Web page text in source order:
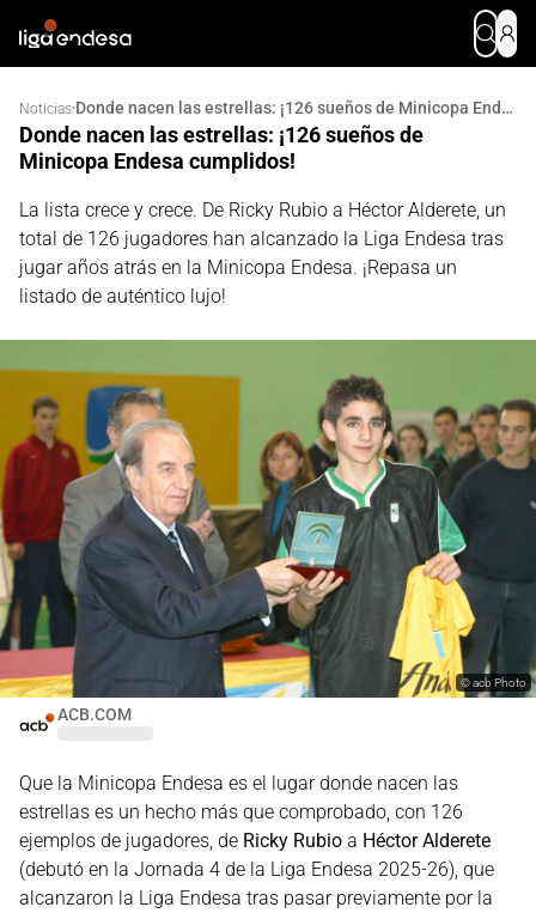
Noticias· Donde nacen las estrellas: ¡126 sueños de Minicopa Endesa cumplidos!
Donde nacen las estrellas: ¡126 sueños de
Minicopa Endesa cumplidos!
La lista crece y crece. De Ricky Rubio a Héctor Alderete, un
total de 126 jugadores han alcanzado la Liga Endesa tras
jugar años atrás en la Minicopa Endesa. ¡Repasa un
listado de auténtico lujo!
ACB.COM
©acb Photo
Que la Minicopa Endesa es el lugar donde nacen las
estrellas es un hecho más que comprobado, con 126
ejemplos de jugadores, de Ricky Rubio a Héctor Alderete
(debutó en la Jornada 4 de la Liga Endesa 2025-26), que
alcanzaron la Liga Endesa tras pasar previamente por la